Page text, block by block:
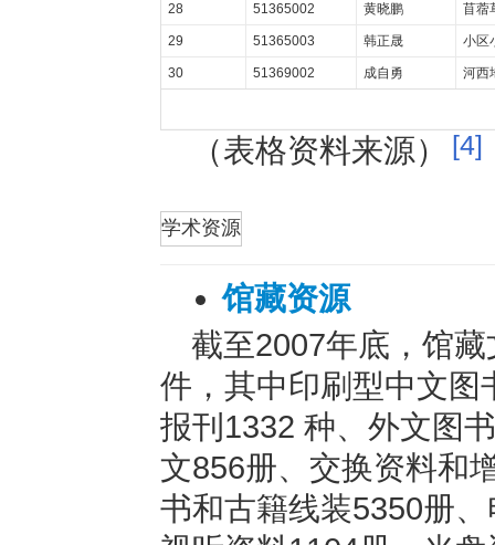
28 51365002 黄晓鹏 苜蓿
29 51365003 韩正晟 小区
30 51369002 成自勇 河西
（表格资料来源） [4]
学术资源
馆藏资源
截至2007年底，馆
件，其中印刷型中文图
报刊1332 种、外文图
文856册、交换资料和
书和古籍线装5350册